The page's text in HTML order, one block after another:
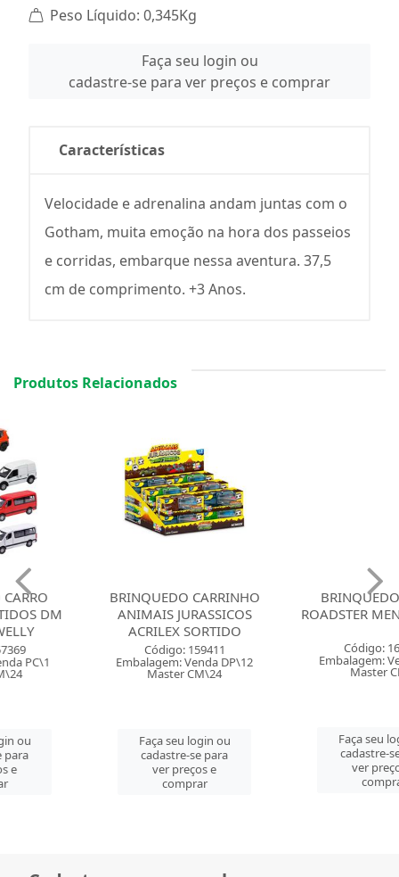
Peso Líquido: 0,345Kg
Faça seu login ou
cadastre-se para ver preços e comprar
Características
Velocidade e adrenalina andam juntas com o
Gotham, muita emoção na hora dos passeios
e corridas, embarque nessa aventura. 37,5
cm de comprimento. +3 Anos.
Produtos Relacionados
BRINQUEDO CARRINHO
ANIMAIS JURASSICOS
ACRILEX SORTIDO
Embalagem: Venda DP\12
Faça seu login ou
cadastre-se para
BRINQUEDO CARRO
ROADSTER MENINA ROMA
Embalagem: Venda PC\1
Faça seu login ou
cadastre-se para